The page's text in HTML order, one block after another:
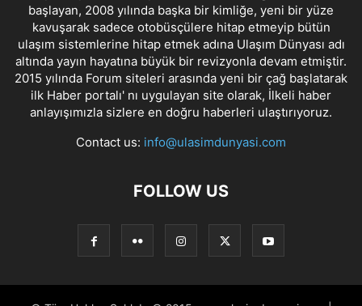
başlayan, 2008 yılında başka bir kimliğe, yeni bir yüze
kavuşarak sadece otobüsçülere hitap etmeyip bütün
ulaşım sistemlerine hitap etmek adına Ulaşım Dünyası adı
altında yayın hayatına büyük bir revizyonla devam etmiştir.
2015 yılında Forum siteleri arasında yeni bir çağ başlatarak
ilk Haber portalı' nı uygulayan site olarak, İlkeli haber
anlayışımızla sizlere en doğru haberleri ulaştırıyoruz.
Contact us: info@ulasimdunyasi.com
FOLLOW US